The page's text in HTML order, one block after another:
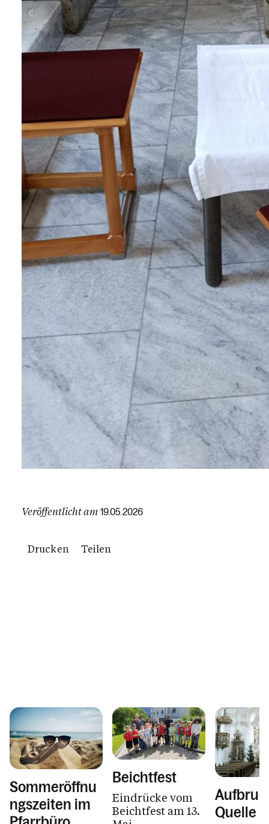
Veröffentlicht am 19.05.2026
Drucken Teilen
Sommeröffnu
ngszeiten im
Beichtfest
Eindrücke vom
Beichtfest am 13.
Quelle –